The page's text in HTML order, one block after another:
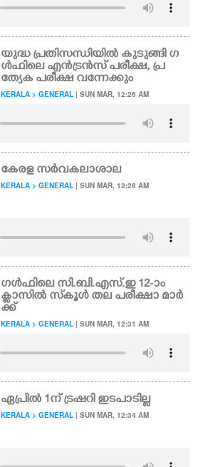
യുദ്ധ പ്രതിസന്ധിയിൽ കുടുങ്ങി ഗ
ൾഫിലെ എൻട്രൻസ് പരീക്ഷ, പ്ര
ത്യേക പരീക്ഷ വന്നേക്കും
KERALA > GENERAL | SUN MAR, 12:26 AM
കേരള സർവകലാശാല
KERALA > GENERAL | SUN MAR, 12:28 AM
ഗൾഫിലെ സി.ബി.എസ്.ഇ 12-ാം
ക്ളാസിൽ സ്‌കൂൾ തല പരീക്ഷാ മാർ
ക്ക്
KERALA > GENERAL | SUN MAR, 12:31 AM
ഏപ്രിൽ 1ന് ട്രഷറി ഇടപാടില്ല
KERALA > GENERAL | SUN MAR, 12:34 AM